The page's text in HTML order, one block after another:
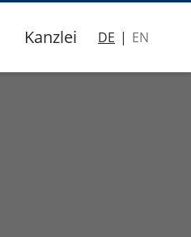
Kanzlei DE EN